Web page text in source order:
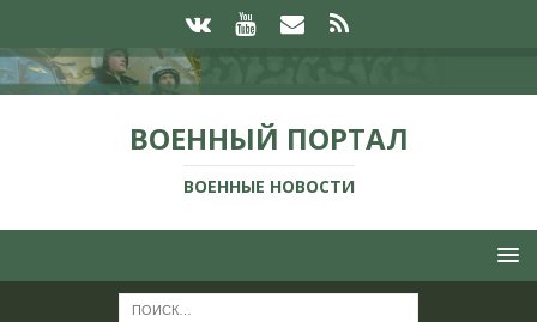
ВОЕННЫЙ ПОРТАЛ
ВОЕННЫЕ НОВОСТИ